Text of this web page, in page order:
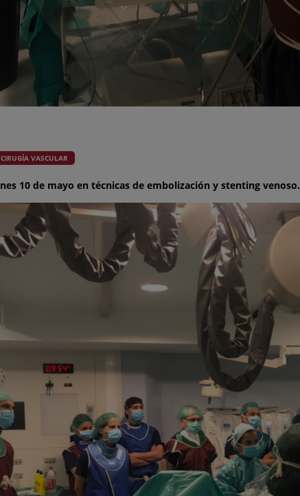
VASCULAR
10 de mayo en técnicas de embolización y stenting venoso.